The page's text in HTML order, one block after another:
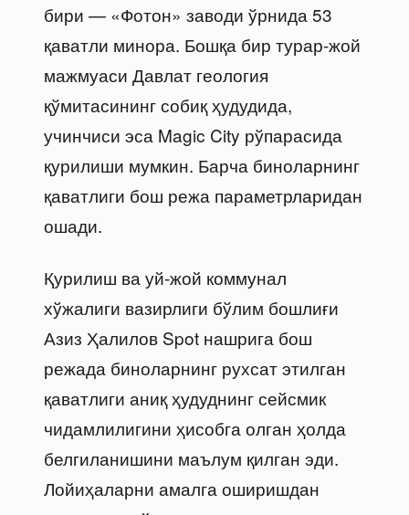
бири — «Фотон» заводи ўрнида 53
қаватли минора. Бошқа бир турар-жой
мажмуаси Давлат геология
қўмитасининг собиқ ҳудудида,
учинчиси эса Magic City рўпарасида
қурилиши мумкин. Барча биноларнинг
қаватлиги бош режа параметрларидан
ошади.
Қурилиш ва уй-жой коммунал
хўжалиги вазирлиги бўлим бошлиғи
Азиз Ҳалилов Spot нашрига бош
режада биноларнинг рухсат этилган
қаватлиги аниқ ҳудуднинг сейсмик
чидамлилигини ҳисобга олган ҳолда
белгиланишини маълум қилган эди.
Лойиҳаларни амалга оширишдан